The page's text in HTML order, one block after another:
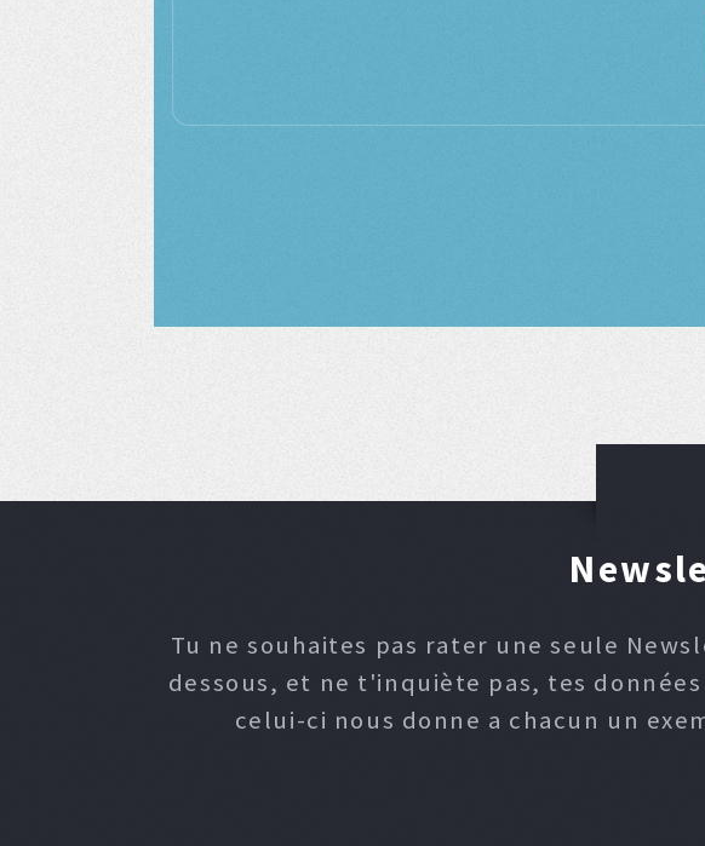
Tu ne souhaites pas rater une seule
dessous, et ne t'inquiète pas, tes
celui-ci nous donne a chacun un